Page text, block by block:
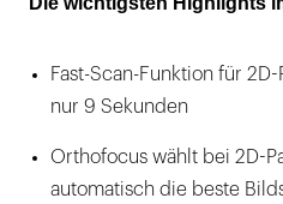
Fast-Scan-Funktion für
nur 9 Sekunden
Orthofocus wählt bei 2D-
automatisch die beste